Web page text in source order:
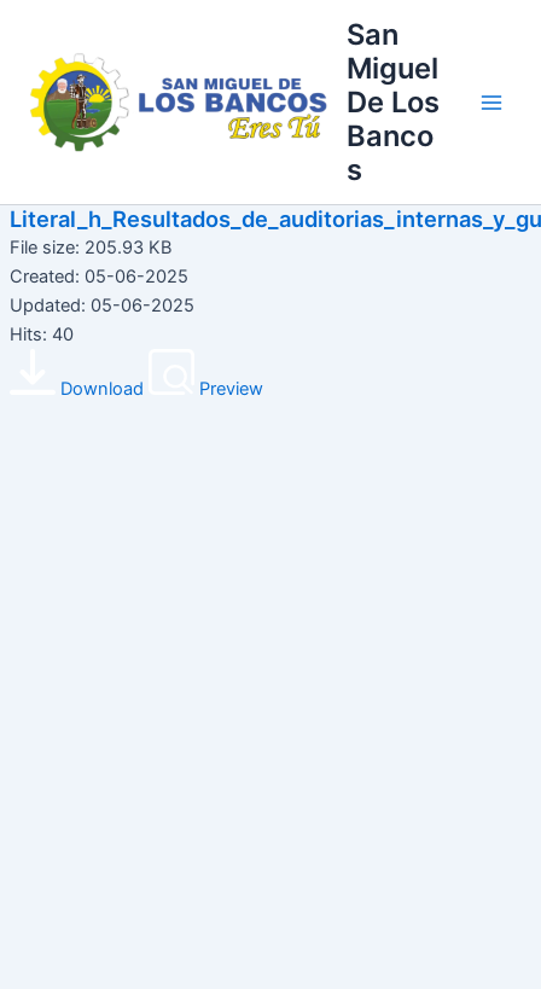
contenido
San
Miguel
De Los
Banco
s
File size: 205.93 KB
Created: 05-06-2025
Updated: 05-06-2025
Hits: 40
Download Preview